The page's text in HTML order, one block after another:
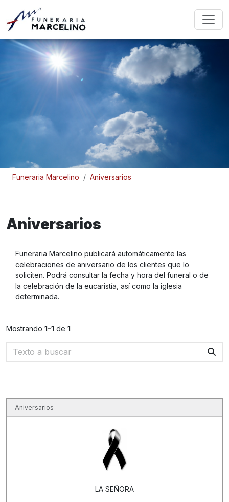
Funeraria Marcelino Aniversarios
Aniversarios
Funeraria Marcelino publicará automáticamente las
celebraciones de aniversario de los clientes que lo
soliciten. Podrá consultar la fecha y hora del funeral o de
la celebración de la eucaristía, así como la iglesia
determinada.
Mostrando 1-1 de 1
Aniversarios
LA SEÑORA